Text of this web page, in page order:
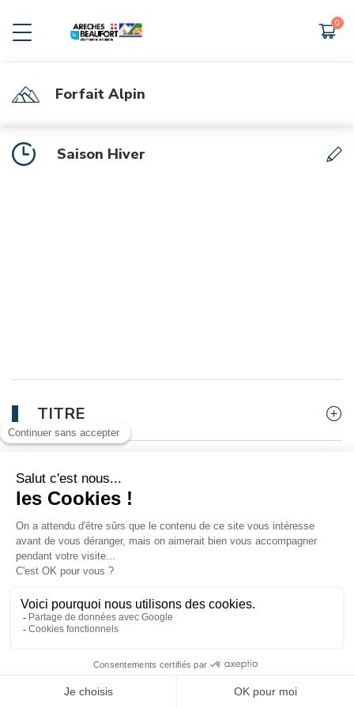
Forfait Alpin
Saison Hiver
TITRE
INFOS
CARTE MAINS LIBRES
CONSIGNES
This product is no longer available
INFORMATIONS
Horaires des navettes Nature